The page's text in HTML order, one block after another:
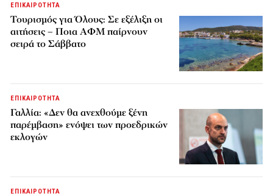
ΕΠΙΚΑΙΡΟΤΗΤΑ
Τουρισμός για Όλους: Σε εξέλιξη οι
αιτήσεις – Ποια ΑΦΜ παίρνουν
σειρά το Σάββατο
ΕΠΙΚΑΙΡΟΤΗΤΑ
Γαλλία: «Δεν θα ανεχθούμε ξένη
παρέμβαση» ενόψει των προεδρικών
εκλογών
ΕΠΙΚΑΙΡΟΤΗΤΑ